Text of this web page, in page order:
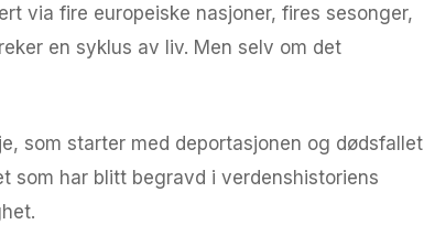
via fire europeiske nasjoner, fires sesonger,
en syklus av liv. Men selv om det
som starter med deportasjonen og dødsfallet
som har blitt begravd i verdenshistoriens